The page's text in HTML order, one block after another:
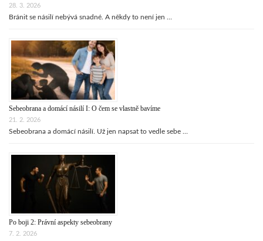
28. 3. 2026
Bránit se násilí nebývá snadné. A někdy to není jen …
Sebeobrana a domácí násilí I: O čem se vlastně bavíme
21. 2. 2026
Sebeobrana a domácí násilí. Už jen napsat to vedle sebe …
Po boji 2: Právní aspekty sebeobrany
7. 2. 2026